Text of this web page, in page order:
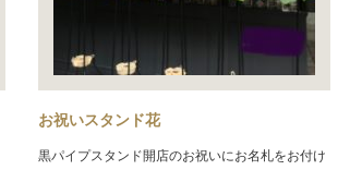
お祝いスタンド花
黒パイプスタンド開店のお祝いにお名札をお付け